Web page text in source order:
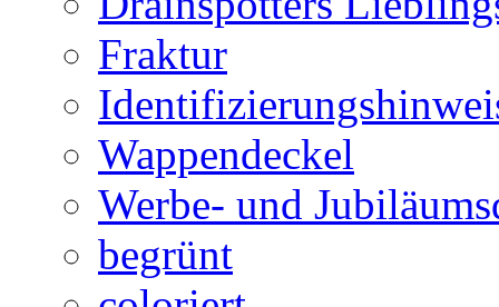
Fraktur
Wappendeckel
Werbe- und
begrünt